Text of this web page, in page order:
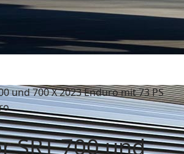
SRT 700 und